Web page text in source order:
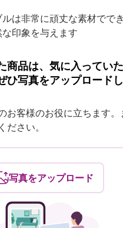
は非常に頑丈な素材でで
印象を与えます
商品は、気に入ってい
ひ写真をアップロード
お客様のお役に立ちます
ださい。
写真をアップロード